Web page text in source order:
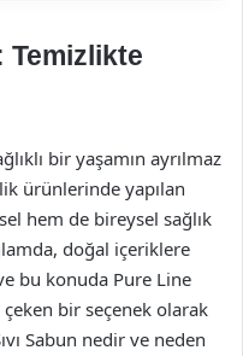
Temizlikte
bir yaşamın ayrılmaz
ürünlerinde yapılan
hem de bireysel sağlık
doğal içeriklere
bu konuda Pure Line
çeken bir seçenek olarak
Sabun nedir ve neden